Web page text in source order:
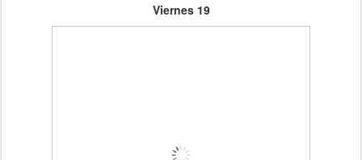
Viernes 19